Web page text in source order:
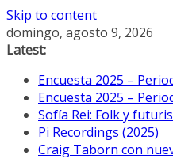
Skip to content
domingo, agosto 9, 2026
Latest:
Encuesta 2025 –
Encuesta 2025 –
Sofía Rei: Folk y
Pi Recordings (2025)
Craig Taborn con